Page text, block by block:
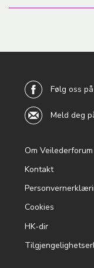
menu
Om Veilederforum
Kontakt
Cookies
HK-dir
Følg oss
Meld deg